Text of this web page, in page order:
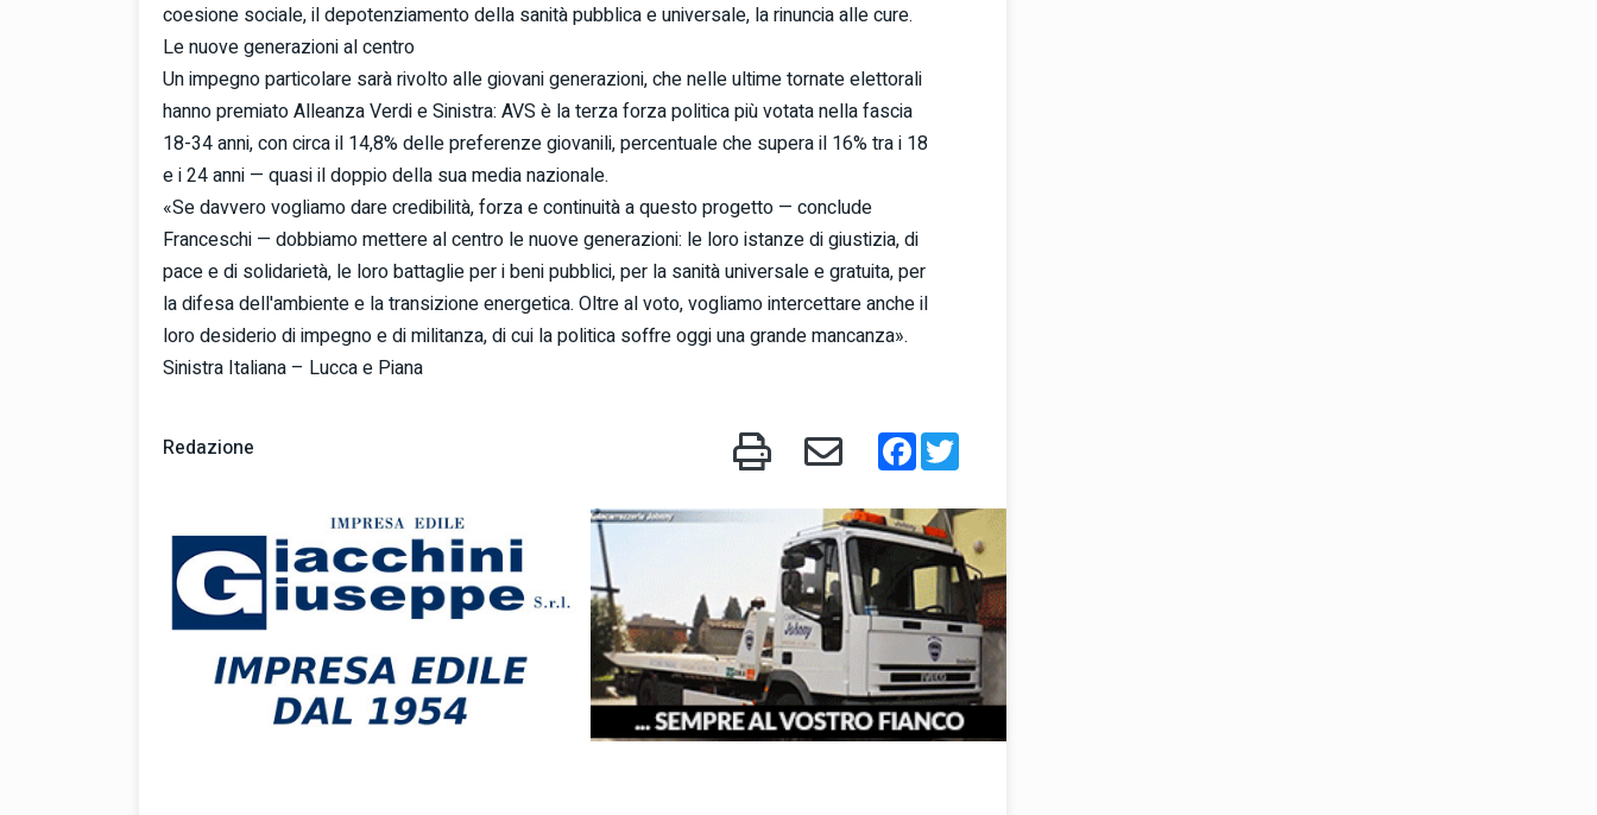
coesione sociale, il depotenziamento della sanità pubblica e universale, la rinuncia alle cure.
Le nuove generazioni al centro
Un impegno particolare sarà rivolto alle giovani generazioni, che nelle ultime tornate elettorali
hanno premiato Alleanza Verdi e Sinistra: AVS è la terza forza politica più votata nella fascia
18-34 anni, con circa il 14,8% delle preferenze giovanili, percentuale che supera il 16% tra i 18
e i 24 anni — quasi il doppio della sua media nazionale.
«Se davvero vogliamo dare credibilità, forza e continuità a questo progetto — conclude
Franceschi — dobbiamo mettere al centro le nuove generazioni: le loro istanze di giustizia, di
pace e di solidarietà, le loro battaglie per i beni pubblici, per la sanità universale e gratuita, per
la difesa dell'ambiente e la transizione energetica. Oltre al voto, vogliamo intercettare anche il
loro desiderio di impegno e di militanza, di cui la politica soffre oggi una grande mancanza».
Sinistra Italiana – Lucca e Piana
Redazione Facebook